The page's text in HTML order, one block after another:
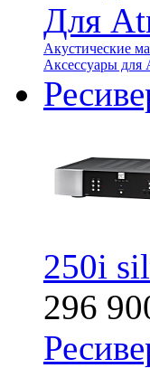
Для
Акустические
Аксессуары для
250i
296